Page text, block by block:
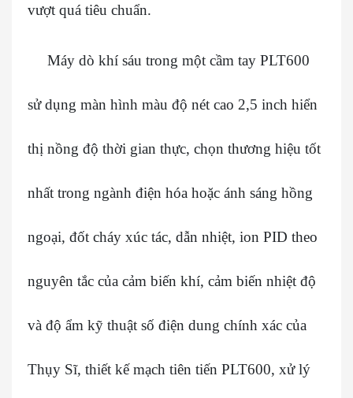
vượt quá tiêu chuẩn.
Máy dò khí sáu trong một cầm tay PLT600
sử dụng màn hình màu độ nét cao 2,5 inch hiển
thị nồng độ thời gian thực, chọn thương hiệu tốt
nhất trong ngành điện hóa hoặc ánh sáng hồng
ngoại, đốt cháy xúc tác, dẫn nhiệt, ion PID theo
nguyên tắc của cảm biến khí, cảm biến nhiệt độ
và độ ẩm kỹ thuật số điện dung chính xác của
Thụy Sĩ, thiết kế mạch tiên tiến PLT600, xử lý